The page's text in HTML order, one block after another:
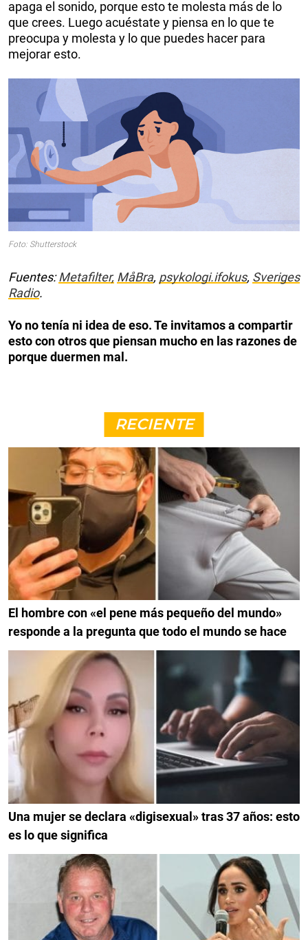
apaga el sonido, porque esto te molesta más de lo
que crees. Luego acuéstate y piensa en lo que te
preocupa y molesta y lo que puedes hacer para
mejorar esto.
Foto: Shutterstock
Fuentes:Metafilter, MåBra, psykologi.ifokus, Sveriges
Radio.
Yo no tenía ni idea de eso. Te invitamos a compartir
esto con otros que piensan mucho en las razones de
porque duermen mal.
RECIENTE
El hombre con «el pene más pequeño del mundo»
responde a la pregunta que todo el mundo se hace
Una mujer se declara «digisexual» tras 37 años: esto
es lo que significa